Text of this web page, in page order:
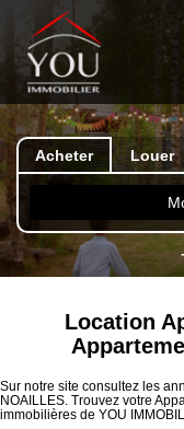
Acheter Louer
Location
Sur notre site consultez les
NOAILLES. Trouvez votre
immobilières de YOU